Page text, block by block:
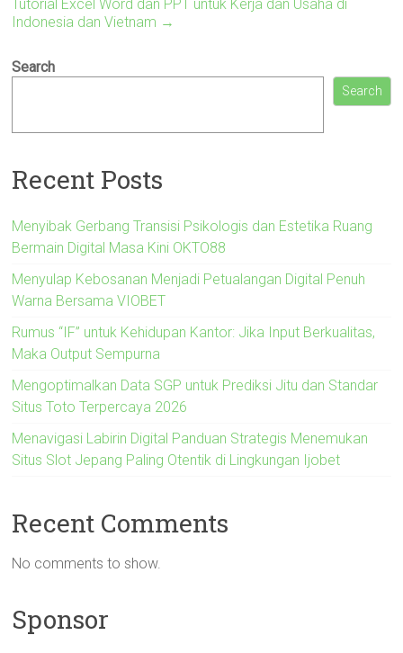
Tutorial Excel Word dan PPT untuk Kerja dan Usaha di
Indonesia dan Vietnam →
Search
Search
Recent Posts
Menyibak Gerbang Transisi Psikologis dan Estetika Ruang
Bermain Digital Masa Kini OKTO88
Menyulap Kebosanan Menjadi Petualangan Digital Penuh
Warna Bersama VIOBET
Rumus “IF” untuk Kehidupan Kantor: Jika Input Berkualitas,
Maka Output Sempurna
Mengoptimalkan Data SGP untuk Prediksi Jitu dan Standar
Situs Toto Terpercaya 2026
Menavigasi Labirin Digital Panduan Strategis Menemukan
Situs Slot Jepang Paling Otentik di Lingkungan Ijobet
Recent Comments
No comments to show.
Sponsor